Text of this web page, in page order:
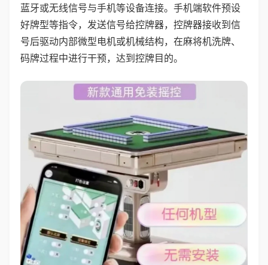
蓝牙或无线信号与手机等设备连接。手机端软件预设
好牌型等指令，发送信号给控牌器，控牌器接收到信
号后驱动内部微型电机或机械结构，在麻将机洗牌、
码牌过程中进行干预，达到控牌目的。